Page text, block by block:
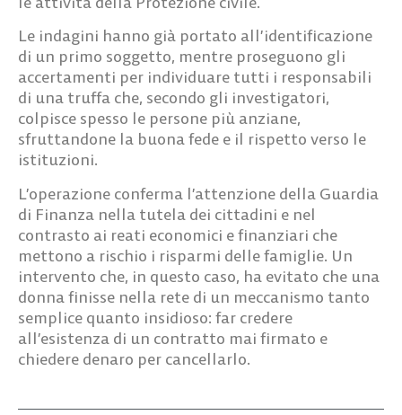
Le indagini hanno già portato all’identificazione
di un primo soggetto, mentre proseguono gli
accertamenti per individuare tutti i responsabili
di una truffa che, secondo gli investigatori,
colpisce spesso le persone più anziane,
sfruttandone la buona fede e il rispetto verso le
istituzioni.
L’operazione conferma l’attenzione della Guardia
di Finanza nella tutela dei cittadini e nel
contrasto ai reati economici e finanziari che
mettono a rischio i risparmi delle famiglie. Un
intervento che, in questo caso, ha evitato che una
donna finisse nella rete di un meccanismo tanto
semplice quanto insidioso: far credere
all’esistenza di un contratto mai firmato e
chiedere denaro per cancellarlo.